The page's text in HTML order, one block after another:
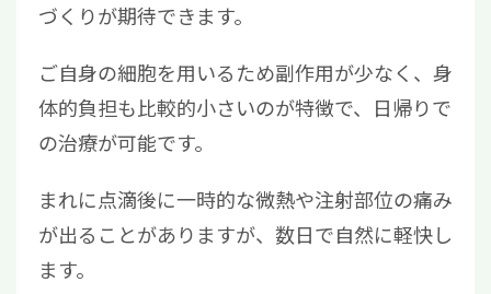
づくりが期待できます。
ご自身の細胞を用いるため副作用が少なく、身
体的負担も比較的小さいのが特徴で、日帰りで
の治療が可能です。
まれに点滴後に一時的な微熱や注射部位の痛み
が出ることがありますが、数日で自然に軽快し
ます。